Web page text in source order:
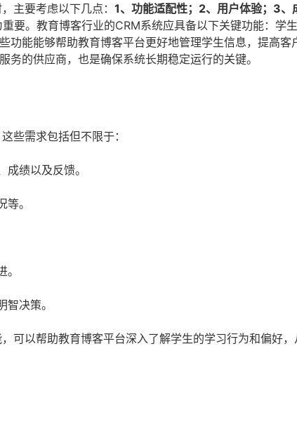
主要考虑以下几点： 1、功能适配性；2、用户体验；3、
要。教育博客行业的CRM系统应具备以下关键功能：学
功能能够帮助教育博客平台更好地管理学生信息，提高客
的供应商，也是确保系统长期稳定运行的关键。
些需求包括但不限于：
绩以及反馈。
。
决策。
可以帮助教育博客平台深入了解学生的学习行为和偏好